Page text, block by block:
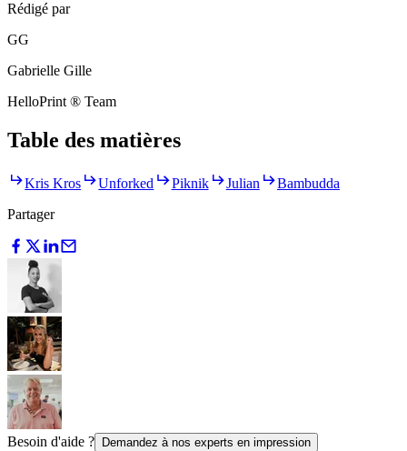
Rédigé par
GG
Gabrielle Gille
HelloPrint ® Team
Table des matières
Kris Kros Unforked Piknik Julian
Bambudda
Partager
Besoin d'aide ? Demandez à nos experts en impression